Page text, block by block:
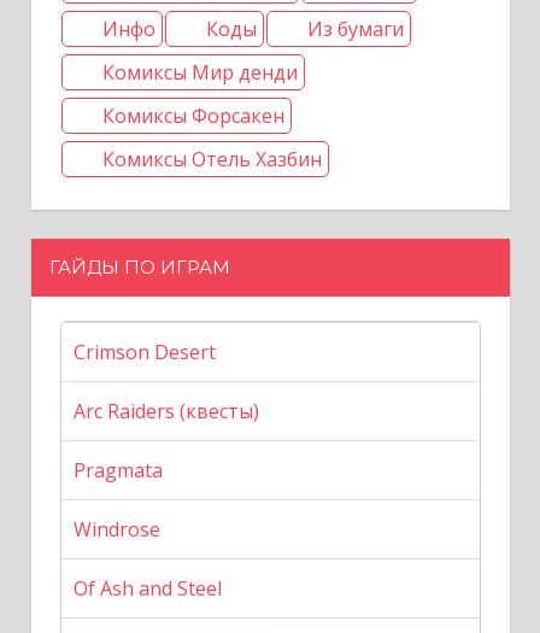
Инфо
Коды
Из бумаги
Комиксы Мир денди
Комиксы Форсакен
Комиксы Отель Хазбин
ГАЙДЫ ПО ИГРАМ
Crimson Desert
Arc Raiders (квесты)
Pragmata
Windrose
Of Ash and Steel